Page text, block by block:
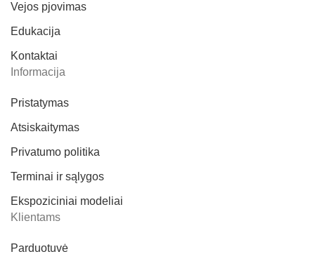
Vejos pjovimas
Edukacija
Kontaktai
Informacija
Pristatymas
Atsiskaitymas
Privatumo politika
Terminai ir sąlygos
Ekspoziciniai modeliai
Klientams
Parduotuvė